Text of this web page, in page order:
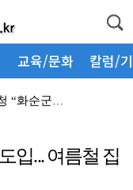
교육/문화 칼럼/
박상범 화순군의원, 서왕진 국회의원 초청 “화순군민 경...
회 개최
입... 여름철 집